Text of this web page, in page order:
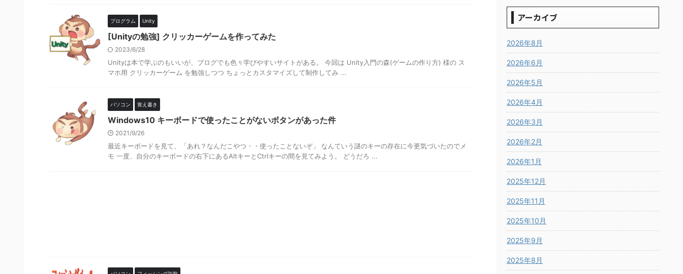
プログラム Unity
[Unityの勉強] クリッカーゲームを作ってみた
2023/6/28
Unityは本で学ぶのもいいが、ブログでも色々学びやすいサイトがある。 今回は Unity入門の森(ゲームの作り方) 様の ス
マホ用 クリッカーゲーム を勉強しつつ ちょっとカスタマイズして制作してみ ...
パソコン 覚え書き
Windows10 キーボードで使ったことがないボタンがあった件
2021/9/26
最近キーボードを見て、「あれ？なんだこやつ・・使ったことないぞ」 なんていう謎のキーの存在に今更気づいたのでメ
モ 一度、自分のキーボードの右下にあるAltキーとCtrlキーの間を見てみよう。 どうだろ ...
アーカイブ
2026年8月
2026年6月
2026年5月
2026年4月
2026年3月
2026年2月
2026年1月
2025年12月
2025年11月
2025年10月
2025年9月
2025年8月